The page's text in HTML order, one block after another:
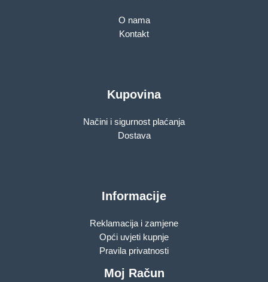
O nama
Kontakt
Kupovina
Načini i sigurnost plaćanja
Dostava
Informacije
Reklamacija i zamjene
Opći uvjeti kupnje
Pravila privatnosti
Moj Račun